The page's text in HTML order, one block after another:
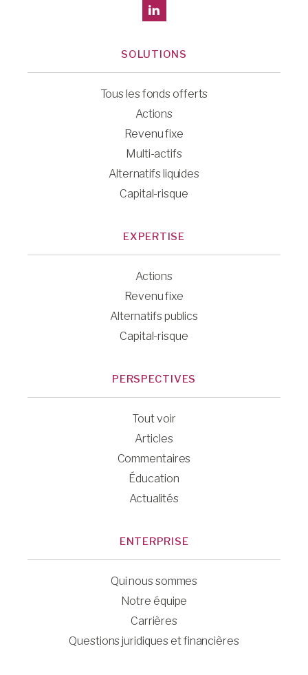
SOLUTIONS
Tous les fonds offerts
Actions
Revenu fixe
Multi-actifs
Alternatifs liquides
Capital-risque
EXPERTISE
Actions
Revenu fixe
Alternatifs publics
Capital-risque
PERSPECTIVES
Tout voir
Articles
Commentaires
Éducation
Actualités
ENTERPRISE
Qui nous sommes
Notre équipe
Carrières
Questions juridiques et financières